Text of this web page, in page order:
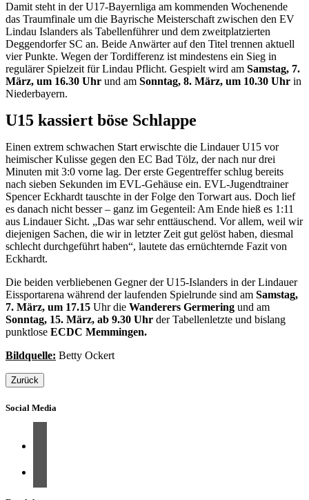
Damit steht in der U17-Bayernliga am kommenden Wochenende
das Traumfinale um die Bayrische Meisterschaft zwischen den EV
Lindau Islanders als Tabellenführer und dem zweitplatzierten
Deggendorfer SC an. Beide Anwärter auf den Titel trennen aktuell
vier Punkte. Wegen der Tordifferenz ist mindestens ein Sieg in
regulärer Spielzeit für Lindau Pflicht. Gespielt wird am Samstag, 7.
März, um 16.30 Uhr und am Sonntag, 8. März, um 10.30 Uhr in
Niederbayern.
U15 kassiert böse Schlappe
Einen extrem schwachen Start erwischte die Lindauer U15 vor
heimischer Kulisse gegen den EC Bad Tölz, der nach nur drei
Minuten mit 3:0 vorne lag. Der erste Gegentreffer schlug bereits
nach sieben Sekunden im EVL-Gehäuse ein. EVL-Jugendtrainer
Spencer Eckhardt tauschte in der Folge den Torwart aus. Doch lief
es danach nicht besser – ganz im Gegenteil: Am Ende hieß es 1:11
aus Lindauer Sicht. „Das war sehr enttäuschend. Vor allem, weil wir
diejenigen Sachen, die wir in letzter Zeit gut gelöst haben, diesmal
schlecht durchgeführt haben“, lautete das ernüchternde Fazit von
Eckhardt.
Die beiden verbliebenen Gegner der U15-Islanders in der Lindauer
Eissportarena während der laufenden Spielrunde sind am Samstag,
7. März, um 17.15 Uhr die Wanderers Germering und am
Sonntag, 15. März, ab 9.30 Uhr der Tabellenletzte und bislang
punktlose ECDC Memmingen.
Bildquelle: Betty Ockert
Zurück
Social Media